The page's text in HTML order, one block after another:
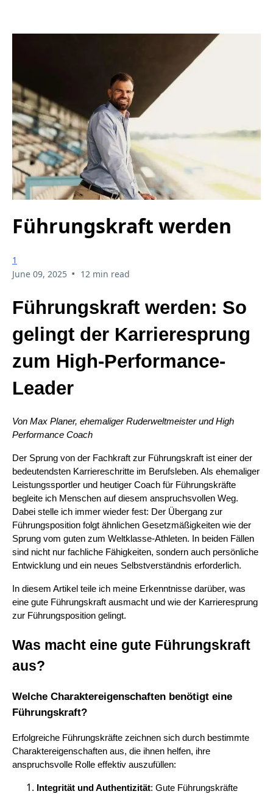
Führungskraft werden
1
June 09, 2025 • 12 min read
Führungskraft werden: So
gelingt der Karrieresprung
zum High-Performance-
Leader
Von Max Planer, ehemaliger Ruderweltmeister und High
Performance Coach
Der Sprung von der Fachkraft zur Führungskraft ist einer der
bedeutendsten Karriereschritte im Berufsleben. Als ehemaliger
Leistungssportler und heutiger Coach für Führungskräfte
begleite ich Menschen auf diesem anspruchsvollen Weg.
Dabei stelle ich immer wieder fest: Der Übergang zur
Führungsposition folgt ähnlichen Gesetzmäßigkeiten wie der
Sprung vom guten zum Weltklasse-Athleten. In beiden Fällen
sind nicht nur fachliche Fähigkeiten, sondern auch persönliche
Entwicklung und ein neues Selbstverständnis erforderlich.
In diesem Artikel teile ich meine Erkenntnisse darüber, was
eine gute Führungskraft ausmacht und wie der Karrieresprung
zur Führungsposition gelingt.
Was macht eine gute Führungskraft
aus?
Welche Charaktereigenschaften benötigt eine
Führungskraft?
Erfolgreiche Führungskräfte zeichnen sich durch bestimmte
Charaktereigenschaften aus, die ihnen helfen, ihre
anspruchsvolle Rolle effektiv auszufüllen:
Integrität und Authentizität: Gute Führungskräfte